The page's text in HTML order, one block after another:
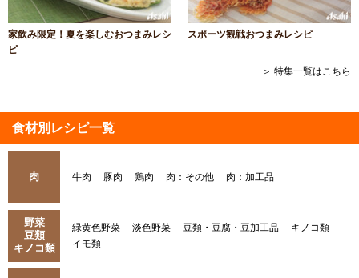
家飲み限定！夏を楽しむおつまみレシ
ピ
スポーツ観戦おつまみレシピ
＞ 特集一覧はこちら
食材別レシピ一覧
肉 牛肉 豚肉 鶏肉 肉：その他 肉：加工品
野菜
豆類
キノコ類
緑黄色野菜 淡色野菜 豆類・豆腐・豆加工品
キノコ類
イモ類